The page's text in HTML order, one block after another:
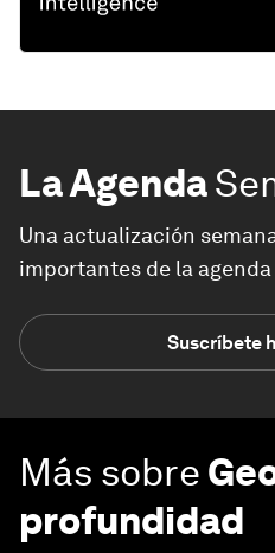
La Agenda
Una actualización
importantes de la
Suscríbete
Más sobre
profundidad